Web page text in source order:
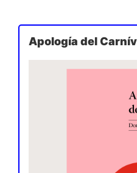
Apología del